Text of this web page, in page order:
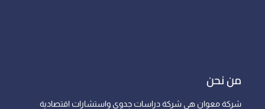
من نحن
شركة معوان هي شركة دراسات جدوى واستشارات اقتصادية